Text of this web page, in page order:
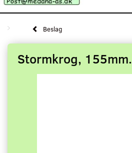
Beslag
Stormkrog, 155mm.